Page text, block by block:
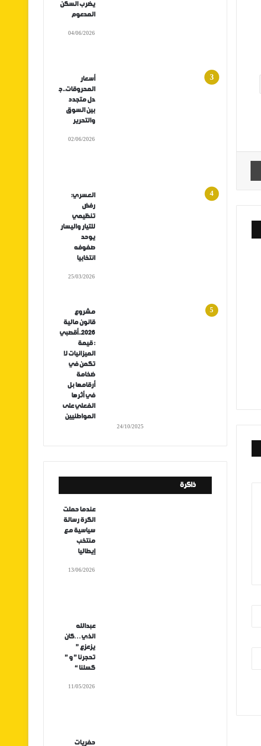
يضرب السكن
المدعوم
04/06/2026
أسعار
المحروقات..ج
دل متجدد
بين السوق
والتحرير
02/06/2026
العسري:
رفض
تنظيمي
للتيار واليسار
يوحد
صفوفه
انتخابيا
25/03/2026
مشروع
قانون مالية
2026..أقصبي
: قيمة
الميزانيات لا
تكمن في
ضخامة
أرقامها بل
في أثرها
الفعلي على
المواطنيين
24/10/2025
ذاكرة
عندما حملت
الكرة رسالة
سياسية مع
منتخب
إيطاليا
13/06/2026
عبدالله
الذي…كان
يزعزع ”
تحجرنا ” و ”
كسلنا “
11/05/2026
حفريات